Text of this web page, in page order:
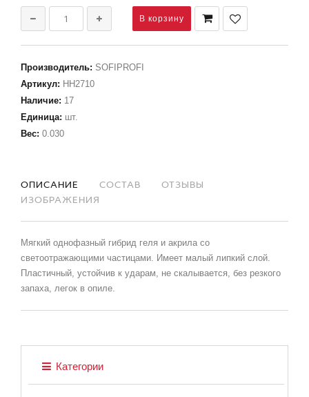
Производитель: SOFIPROFI
Артикул: НН2710
Наличие: 17
Единица: шт.
Вес: 0.030
ОПИСАНИЕ СОСТАВ
ОТЗЫВЫ
ИЗОБРАЖЕНИЯ
Мягкий однофазный гибрид геля и акрила со
светоотражающими частицами. Имеет малый липкий слой.
Пластичный, устойчив к ударам, не скалывается, без резкого
запаха, легок в опиле.
Категории